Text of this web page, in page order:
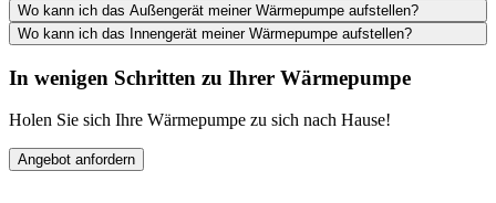
Wo kann ich das Außengerät meiner Wärmepumpe aufstellen?
Wo kann ich das Innengerät meiner Wärmepumpe aufstellen?
In wenigen Schritten zu Ihrer Wärmepumpe
Holen Sie sich Ihre Wärmepumpe zu sich nach Hause!
Angebot anfordern